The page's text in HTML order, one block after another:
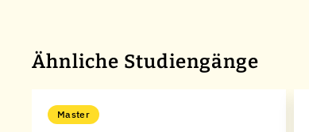
Ähnliche Studiengänge
Master